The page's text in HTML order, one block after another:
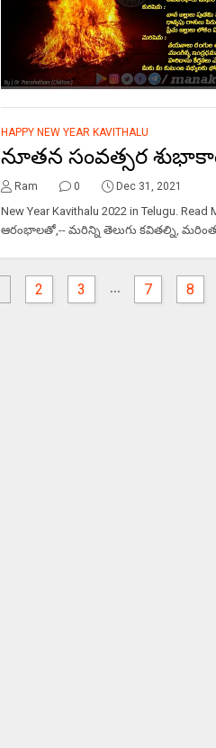
HAPPY NEW YEAR KAVITHALU
నూతన సంవత్సర
Ram 0 Dec 31, 2021
New Year Kavithalu 2022 in Telugu.
ఆరంభాలతో,-- మరిన్ని తెలుగు కవితల్ని, మరింత
2 3 ... 7 8